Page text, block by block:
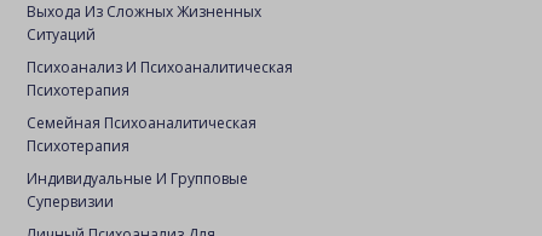
Выхода Из Сложных Жизненных
Ситуаций
Психоанализ И Психоаналитическая
Психотерапия
Семейная Психоаналитическая
Психотерапия
Индивидуальные И Групповые
Супервизии